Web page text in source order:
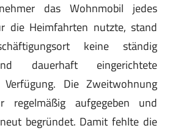
das Wohnmobil jedes
die Heimfahrten nutzte, stand
keine ständig
dauerhaft eingerichtete
Die Zweitwohnung
regelmäßig aufgegeben und
begründet. Damit fehlte die